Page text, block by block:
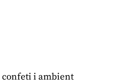
confeti i ambient